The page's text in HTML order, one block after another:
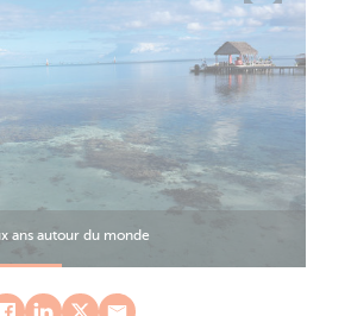
ans autour du monde